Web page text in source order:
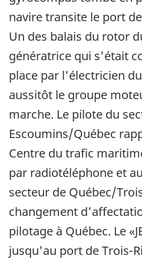
navire transite le port
Un des balais du rotor
génératrice qui s'était
place par l'électricien
aussitôt le groupe
marche. Le pilote du
Escoumins/Québec
Centre du trafic
par radiotéléphone et
secteur de Québec/
changement
pilotage à Québec. Le
jusqu'au port de Trois-